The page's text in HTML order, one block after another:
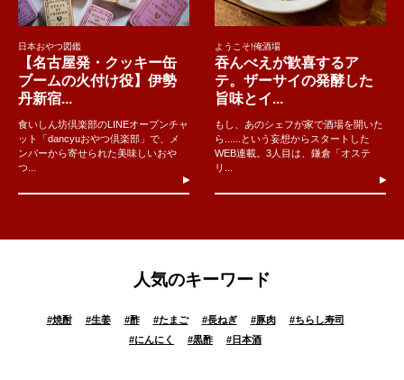
日本おやつ図鑑
【名古屋発・クッキー缶
ブームの火付け役】伊勢
丹新宿...
食いしん坊倶楽部のLINEオープンチャ
ット「dancyuおやつ倶楽部」で、メ
ンバーから寄せられた美味しいおや
つ...
ようこそ!俺酒場
吞んべえが歓喜するア
テ。ザーサイの発酵した
旨味とイ...
もし、あのシェフが家で酒場を開いた
ら......という妄想からスタートした
WEB連載。3人目は、鎌倉「オステ
リ...
人気のキーワード
#焼酎 #生姜 #酢 #たまご #長ねぎ #豚肉 #ちらし寿司
#にんにく #黒酢 #日本酒